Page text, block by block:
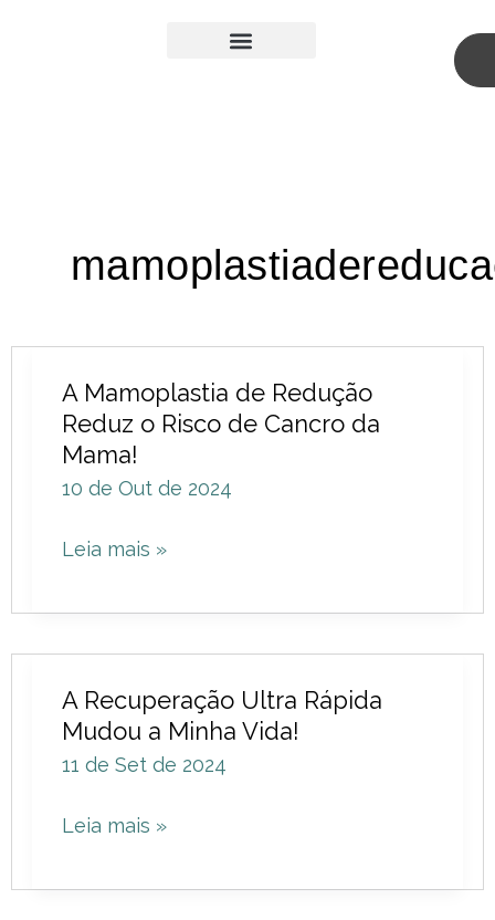
A Mamoplastia de Redução
Reduz o Risco de Cancro da
Mama!
10 de Out de 2024
Mamoplastia
de
Redução
Reduz
Risco
da
Mama!
Leia mais »
A Recuperação Ultra Rápida
Mudou a Minha Vida!
11 de Set de 2024
Recuperação
Ultra
Rápida
a
Leia mais »